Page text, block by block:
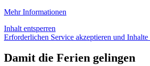
Mehr Informationen
Inhalt entsperren
Erforderlichen Service akzeptieren und Inhalte
Damit die Ferien gelingen